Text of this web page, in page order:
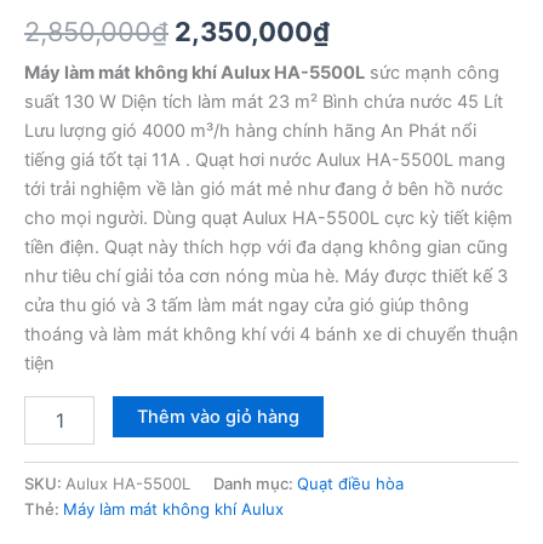
2,850,000₫ Giá
gốc
là:
2,850,000₫.
2,350,000₫Giá
hiện
tại
là:
2,350,000₫.
Máy làm mát không khí Aulux HA-5500L sức mạnh công
suất 130 W Diện tích làm mát 23 m² Bình chứa nước 45 Lít
Lưu lượng gió 4000 m³/h hàng chính hãng An Phát nổi
tiếng giá tốt tại 11A . Quạt hơi nước Aulux HA-5500L mang
tới trải nghiệm về làn gió mát mẻ như đang ở bên hồ nước
cho mọi người. Dùng quạt Aulux HA-5500L cực kỳ tiết kiệm
tiền điện. Quạt này thích hợp với đa dạng không gian cũng
như tiêu chí giải tỏa cơn nóng mùa hè. Máy được thiết kế 3
cửa thu gió và 3 tấm làm mát ngay cửa gió giúp thông
thoáng và làm mát không khí với 4 bánh xe di chuyển thuận
tiện
không
khí
Thêm vào giỏ hàng
SKU: Aulux HA-5500L Danh mục: Quạt điều hòa
Thẻ: Máy làm mát không khí Aulux